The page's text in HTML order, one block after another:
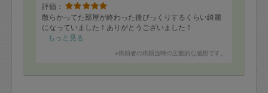
評価：
散らかってた部屋が終わった後びっくりするくらい綺麗
になっていました！ありがとうございました！
もっと見る
※依頼者の依頼当時の主観的な感想です。